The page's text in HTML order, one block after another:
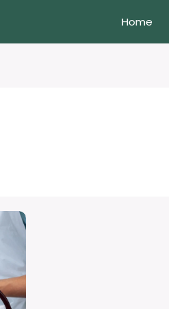
Home